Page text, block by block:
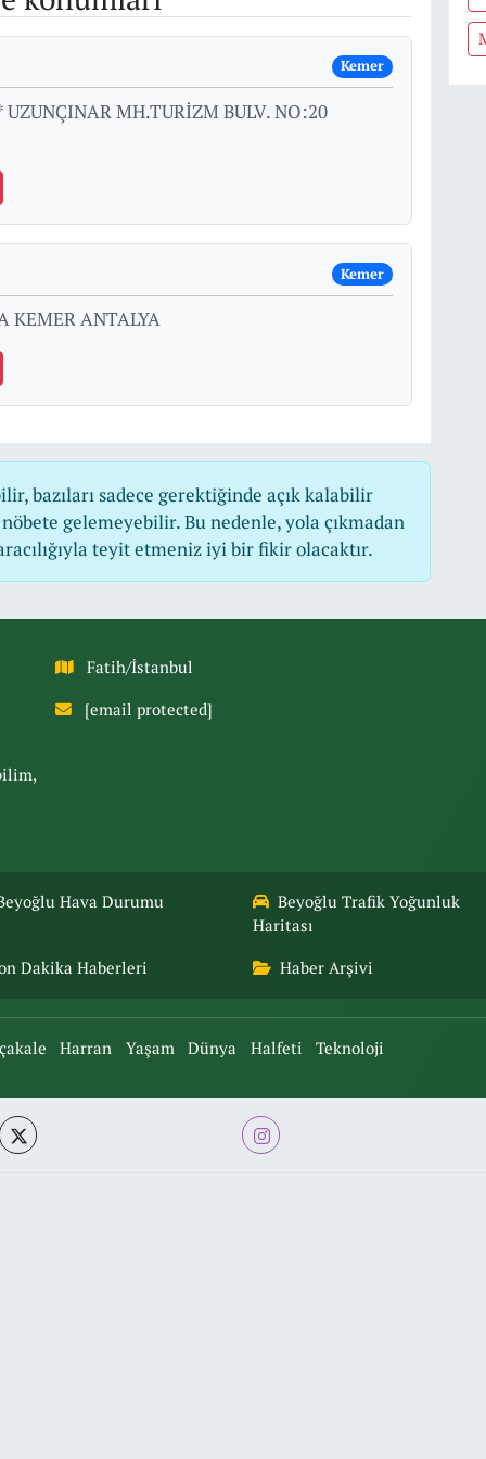
Kemer
MH.TURİZM BULV. NO:20
Kemer
KEMER ANTALYA
bazıları sadece gerektiğinde açık kalabilir
gelemeyebilir. Bu nedenle, yola çıkmadan
teyit etmeniz iyi bir fikir olacaktır.
Fatih/İstanbul
[email protected]
Hava Durumu
Beyoğlu Trafik Yoğunluk
Haritası
Dakika Haberleri Haber Arşivi
Harran Yaşam Dünya Halfeti Teknoloji